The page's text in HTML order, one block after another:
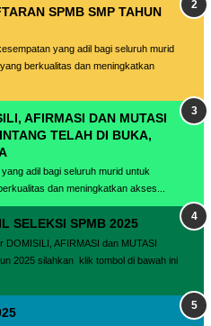
SPMB SMP TAHUN
yang adil bagi seluruh murid
berkualitas dan meningkatkan
AFIRMASI DAN MUTASI
TELAH DI BUKA,
adil bagi seluruh murid untuk
dan meningkatkan akses...
SELEKSI SPMB 2025
AFIRMASI dan MUTASI
2025 silahkan klik tombol di bawah ini